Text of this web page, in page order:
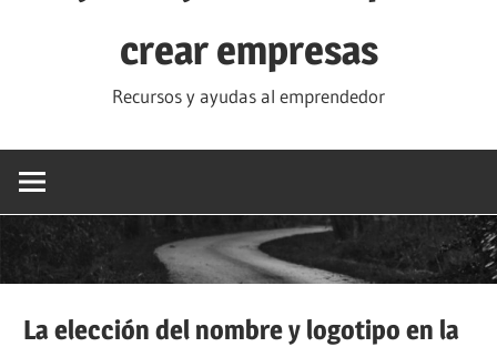
crear empresas
Recursos y ayudas al emprendedor
La elección del nombre y logotipo en la